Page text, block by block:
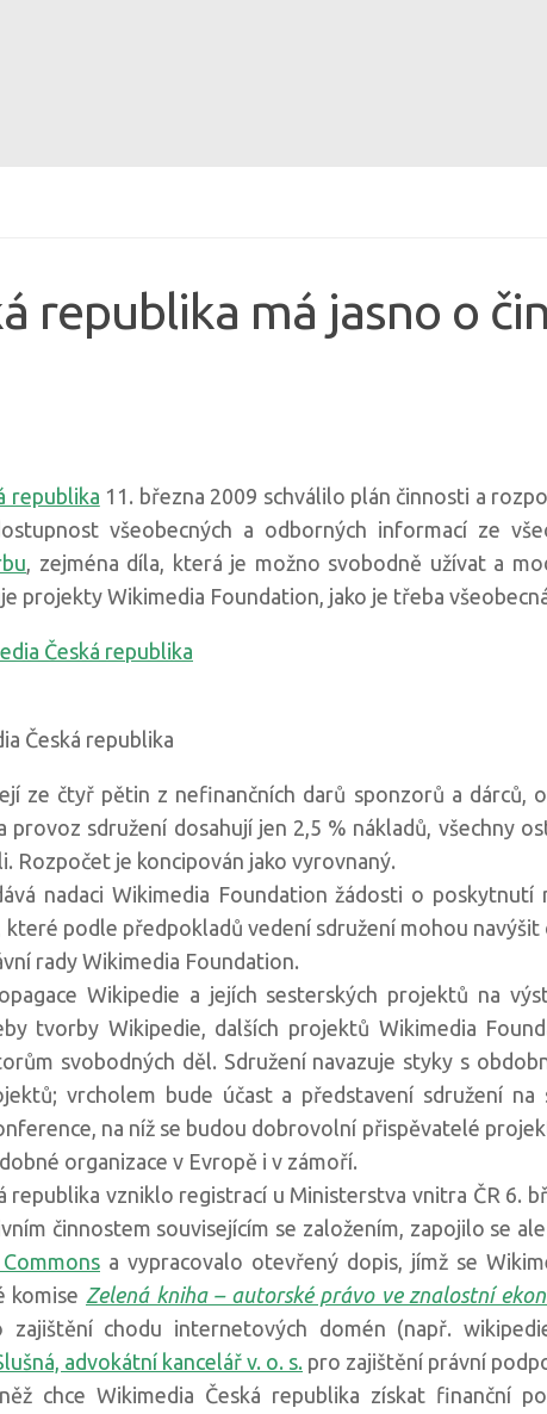
republika má jasno o
republika 11. března 2009 schválilo plán činnosti a
všeobecných a odborných informací ze
, zejména díla, která je možno svobodně užívat a
projekty Wikimedia Foundation, jako je třeba
Česká republika
ze čtyř pětin z nefinančních darů sponzorů a dárců,
provoz sdružení dosahují jen 2,5 % nákladů, všechny
Rozpočet je koncipován jako vyrovnaný.
nadaci Wikimedia Foundation žádosti o
podle předpokladů vedení sdružení mohou navýšit
rady Wikimedia Foundation.
Wikipedie a jejích sesterských projektů na
tvorby Wikipedie, dalších projektů Wikimedia
svobodných děl. Sdružení navazuje styky s
vrcholem bude účast a představení sdružení na
na níž se budou dobrovolní přispěvatelé
organizace v Evropě i v zámoří.
republika vzniklo registrací u Ministerstva vnitra ČR 6.
činnostem souvisejícím se založením, zapojilo se
a vypracovalo otevřený dopis, jímž se
komise Zelená kniha – autorské právo ve znalostní
zajištění chodu internetových domén (např.
advokátní kancelář v. o. s. pro zajištění právní
chce Wikimedia Česká republika získat finanční